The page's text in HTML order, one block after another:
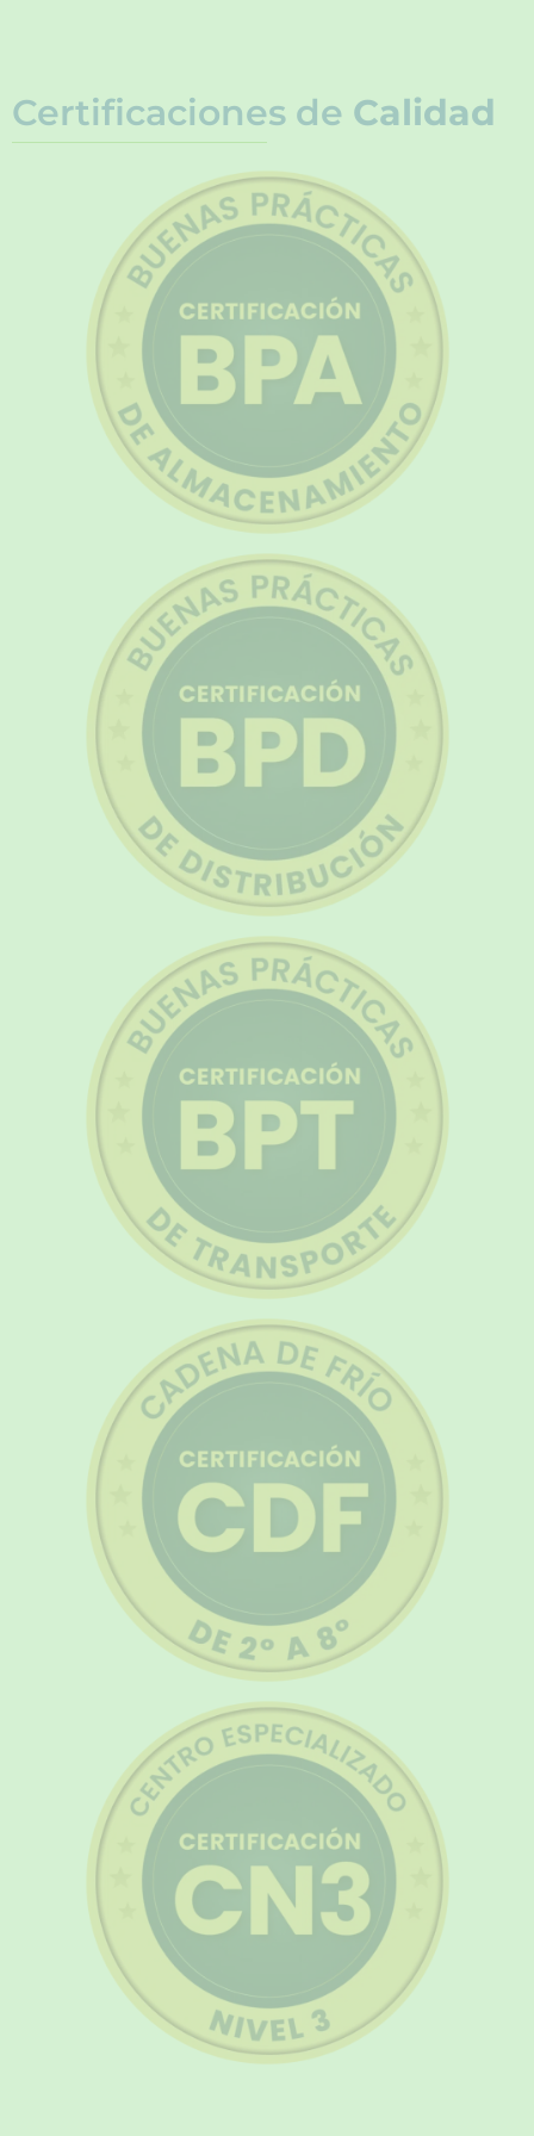
Certificaciones de Calidad